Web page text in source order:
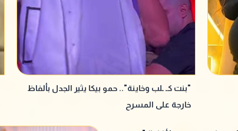
"بنت كـ ـلب وخاينة".. حمو بيكا يثير الجدل بألفاظ
خارجة على المسرح